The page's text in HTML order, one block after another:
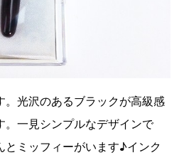
。光沢のあるブラックが高級感
。一見シンプルなデザインで
とミッフィーがいます♪インク